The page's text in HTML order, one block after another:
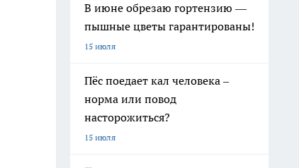
В июне обрезаю гортензию —
пышные цветы гарантированы!
15 июля
Пёс поедает кал человека –
норма или повод
насторожиться?
15 июля